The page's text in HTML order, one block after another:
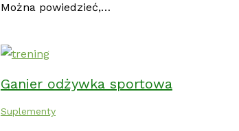
Można powiedzieć,…
Ganier odżywka sportowa
Suplementy